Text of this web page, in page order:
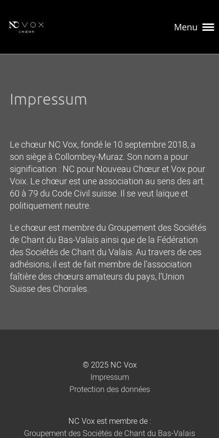
Menu
Impressum
Le chœur NC Vox, fondé le 10 septembre 2018, a
son siège à Collombey-Muraz. Son nom a pour
signification : NC pour Nouveau Chœur et Vox pour
Voix. Le chœur est une association au sens des art.
60 à 79 du Code Civil suisse. Il se veut laïque et
politiquement neutre.
Le chœur est membre du Groupement des Sociétés
de Chant du Bas-Valais ainsi que de la Fédération
des Sociétés de Chant du Valais. Au travers de ces
adhésions, il est de fait membre de l’association
faîtière des chœurs amateurs du pays, l’Union
Suisse des Chorales.
© 2025 NC Vox
Impressum
Protection des données
NC Vox est membre de :
Groupement des Sociétés de Chant du Bas-Valais